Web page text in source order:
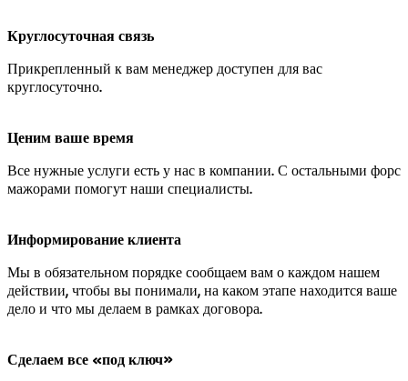
Круглосуточная связь
Прикрепленный к вам менеджер доступен для вас
круглосуточно.
Ценим ваше время
Все нужные услуги есть у нас в компании. С остальными форс
мажорами помогут наши специалисты.
Информирование клиента
Мы в обязательном порядке сообщаем вам о каждом нашем
действии, чтобы вы понимали, на каком этапе находится ваше
дело и что мы делаем в рамках договора.
Сделаем все «под ключ»